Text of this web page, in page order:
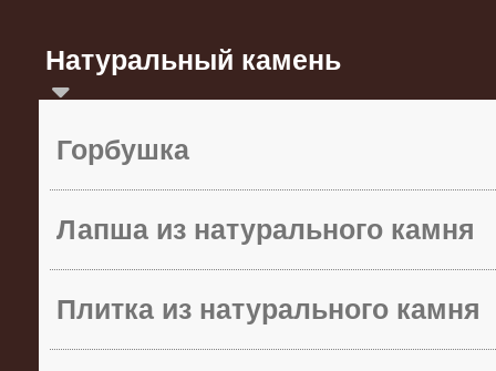
Натуральный камень
Горбушка
Лапша из натурального камня
Плитка из натурального камня